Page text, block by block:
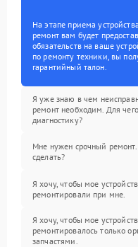
На этапе приема
ремонт вам будет
обязательств на ваше
по ремонту техники, вы
гарантийный талон.
Я уже знаю в чем
ремонт необходим. Для
диагностику?
Мне нужен срочный
сделать?
Я хочу, чтобы мое
ремонтировали при мне.
Я хочу, чтобы мое
ремонтировалось только
запчастями.